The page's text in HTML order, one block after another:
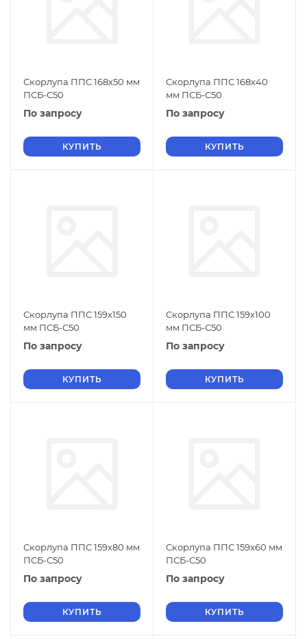
Скорлупа ППС 168х50 мм
ПСБ-С50
По запросу
КУПИТЬ
Скорлупа ППС 168х40
мм ПСБ-С50
По запросу
КУПИТЬ
Скорлупа ППС 159х150
мм ПСБ-С50
По запросу
КУПИТЬ
Скорлупа ППС 159х100
мм ПСБ-С50
По запросу
КУПИТЬ
Скорлупа ППС 159х80 мм
ПСБ-С50
По запросу
КУПИТЬ
Скорлупа ППС 159х60 мм
ПСБ-С50
По запросу
КУПИТЬ